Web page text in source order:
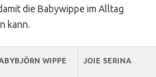
die Babywippe im Alltag
kann.
WIPPE JOIE SERINA